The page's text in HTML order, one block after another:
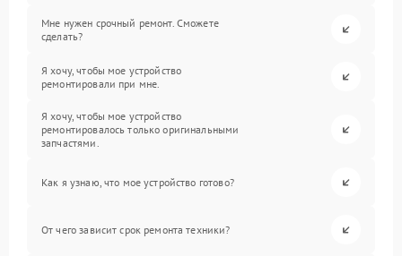
Мне нужен срочный ремонт. Сможете
сделать?
Я хочу, чтобы мое устройство
ремонтировали при мне.
Я хочу, чтобы мое устройство
ремонтировалось только оригинальными
запчастями.
Как я узнаю, что мое устройство готово?
От чего зависит срок ремонта техники?